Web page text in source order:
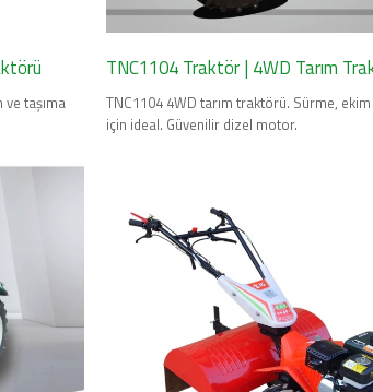
taşıma
TNC1104 Traktör | 4WD Tarım
TNC1104 4WD tarım traktörü. Sürme, ekim
için ideal. Güvenilir dizel motor.